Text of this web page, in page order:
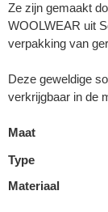
Ze zijn gemaakt
WOOLWEAR uit
verpakking van
Deze geweldige
verkrijgbaar in de
Maat
Type
Materiaal